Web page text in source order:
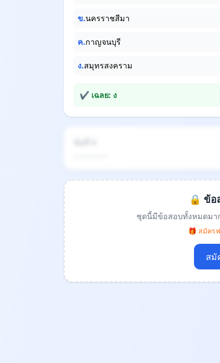
ข.นครราชสีมา
ค.กาญจนบุรี
ง.สมุทรสงคราม
✔ เฉลย: ง
🔒 ข้อ
ชุดนี้มีข้อสอบทั้งหมดมา
🎁 สมัคร
สมั